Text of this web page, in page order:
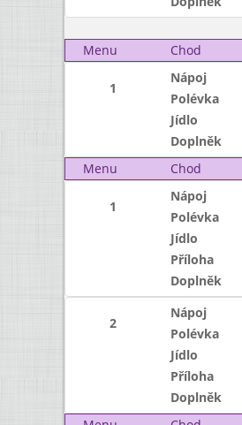
Menu
Chod
1
Nápoj
Polévka
Jídlo
Doplněk
Menu
Chod
1
Nápoj
Polévka
Jídlo
Příloha
Doplněk
2
Nápoj
Polévka
Jídlo
Příloha
Doplněk